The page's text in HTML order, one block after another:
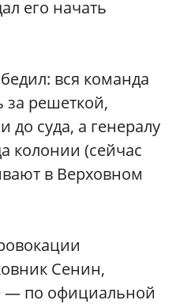
его начать
вся команда
за решеткой,
до суда, а генералу
колонии (сейчас
в Верховном
Сенин,
— по официальной